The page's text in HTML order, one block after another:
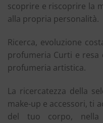
scoprire e riscoprire la
alla propria personalità.
Ricerca, evoluzione
profumeria Curti e resa
profumeria artistica.
La ricercatezza della
make-up e accessori, ti
del tuo corpo, nella